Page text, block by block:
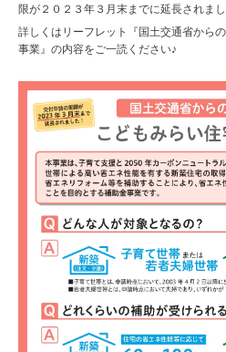
限が２０２３年３月末までに延長されまし
詳しくはリーフレット『国土交通省から
事業』の内容をご一読ください♪